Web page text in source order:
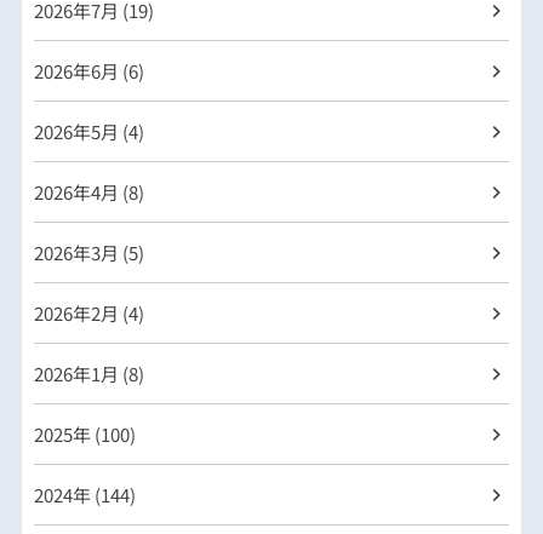
2026年7月 (19)
2026年6月 (6)
2026年5月 (4)
2026年4月 (8)
2026年3月 (5)
2026年2月 (4)
2026年1月 (8)
2025年 (100)
2024年 (144)